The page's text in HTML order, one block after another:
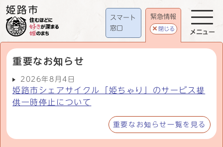
スマート
窓口
緊急情報
閉じる
重要なお知らせ
2026年8月4日
姫路市シェアサイクル「姫ちゃり」のサービス提
供一時停止について
重要なお知らせ一覧を見る
メニュー